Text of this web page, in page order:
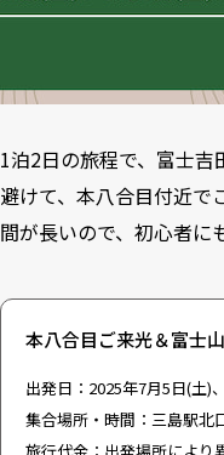
1泊2日の旅程で、富士
避けて、本八合目付近で
間が長いので、初心者に
本八合目ご来光＆富士
出発日：2025年7月5日(土)
集合場所・時間：三島駅北